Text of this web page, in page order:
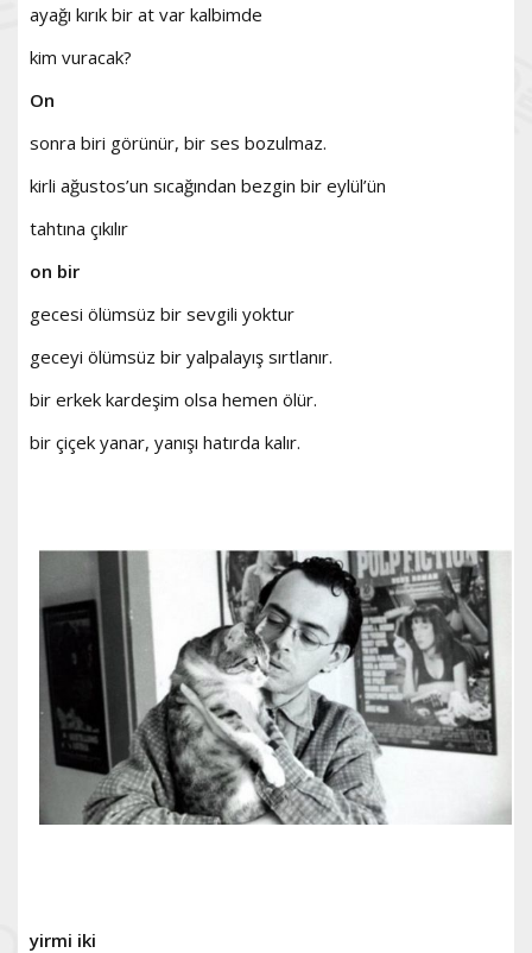
ayağı kırık bir at var kalbimde
kim vuracak?
On
sonra biri görünür, bir ses bozulmaz.
kirli ağustos’un sıcağından bezgin bir eylül’ün
tahtına çıkılır
on bir
gecesi ölümsüz bir sevgili yoktur
geceyi ölümsüz bir yalpalayış sırtlanır.
bir erkek kardeşim olsa hemen ölür.
bir çiçek yanar, yanışı hatırda kalır.
yirmi iki